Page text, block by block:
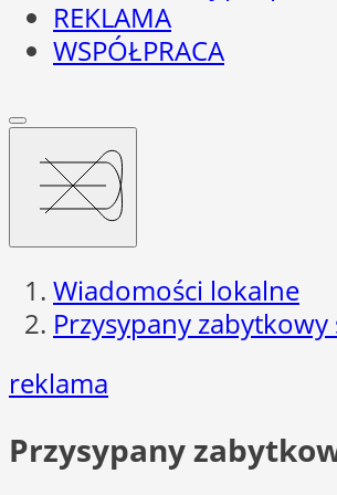
REKLAMA
WSPÓŁPRACA
Wiadomości lokalne
Przysypany
reklama
Przysypany